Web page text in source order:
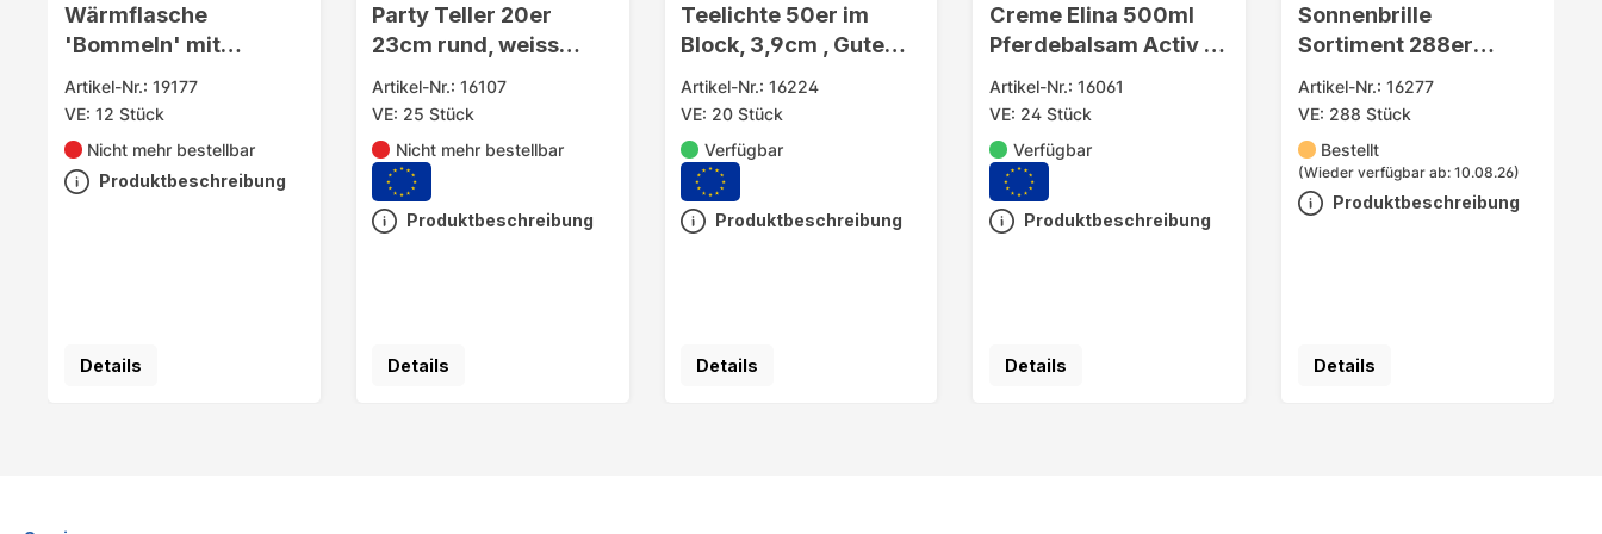
Wärmflasche
'Bommeln' mit
Kuschelüberzug
Artikel-Nr.: 19177
VE: 12 Stück
Nicht mehr bestellbar
Produktbeschreibung
Details
Party Teller 20er
23cm rund, weiss
eingeschweisst
Artikel-Nr.: 16107
VE: 25 Stück
Nicht mehr bestellbar
Produktbeschreibung
Details
Teelichte 50er im
Block, 3,9cm , Gute
Qualität
Artikel-Nr.: 16224
VE: 20 Stück
Verfügbar
Produktbeschreibung
Details
Creme Elina 500ml
Pferdebalsam Activ in
Gel-Form
Artikel-Nr.: 16061
VE: 24 Stück
Verfügbar
Produktbeschreibung
Details
Sonnenbrille
Sortiment 288er
Display 21fach sort
Artikel-Nr.: 16277
VE: 288 Stück
Bestellt
(Wieder verfügbar ab: 10.08.26)
Produktbeschreibung
Details